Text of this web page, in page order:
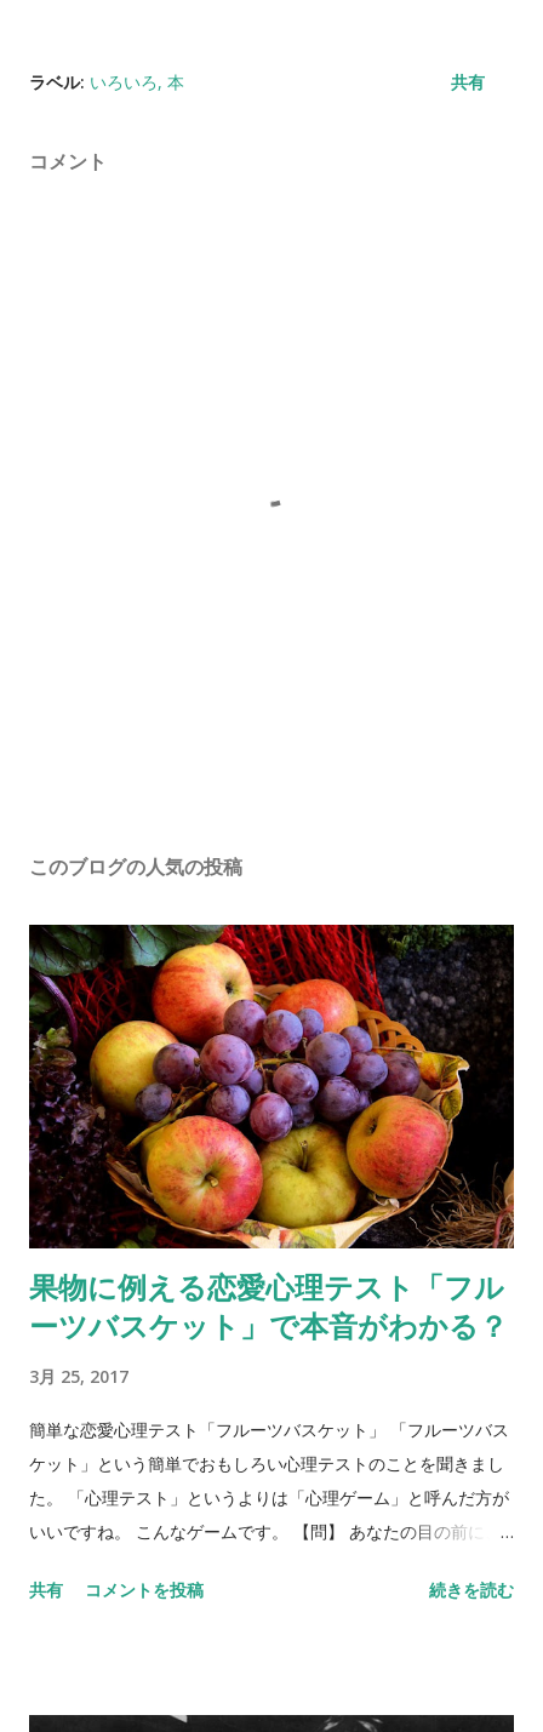
ラベル: いろいろ 本 共有
コメント
このブログの人気の投稿
果物に例える恋愛心理テスト「フル
ーツバスケット」で本音がわかる？
3月 25, 2017
簡単な恋愛心理テスト「フルーツバスケット」 「フルーツバス
ケット」という簡単でおもしろい心理テストのことを聞きまし
た。 「心理テスト」というよりは「心理ゲーム」と呼んだ方が
いいですね。 こんなゲームです。 【問】 あなたの目の前に、
ナナ、ぶどう、みかん、イチゴ、キウイが入っています。5種類
共有 コメントを投稿 続きを読む